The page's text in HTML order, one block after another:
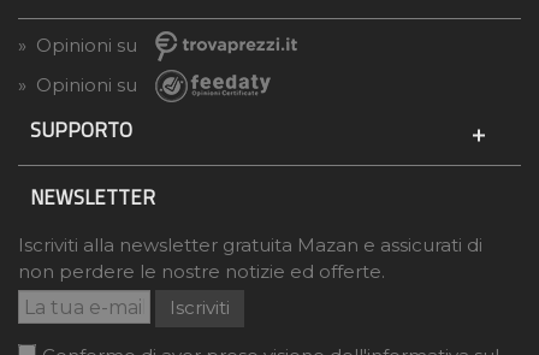
» Opinioni su
» Opinioni su
SUPPORTO
NEWSLETTER
Iscriviti alla newsletter gratuita Mazan e assicurati di
non perdere le nostre notizie ed offerte.
Iscriviti